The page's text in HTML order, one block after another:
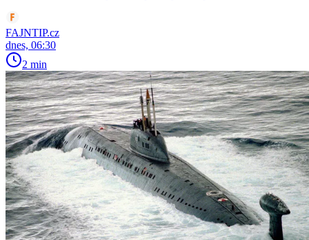
FAJNTIP.cz
dnes, 06:30
2 min